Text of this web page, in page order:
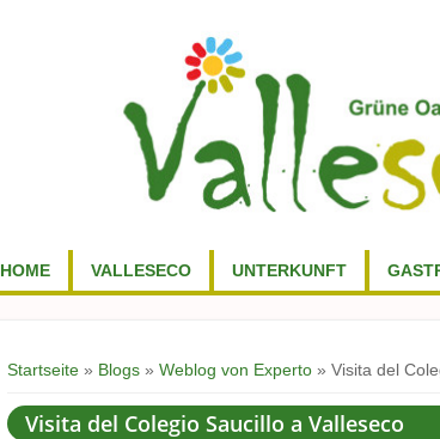
HOME VALLESECO UNTERKUNFT
Sie sind hier
Startseite » Blogs » Weblog von Experto » Visita del
Visita del Colegio Saucillo a Valleseco